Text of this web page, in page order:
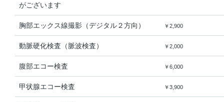
がございます
胸部エックス線撮影（デジタル２方向） ￥2,900
動脈硬化検査（脈波検査） ￥2,000
腹部エコー検査 ￥6,000
甲状腺エコー検査 ￥3,900